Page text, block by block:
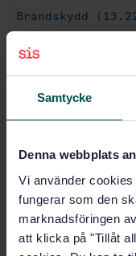
Samtycke
Denna webbplats
Vi använder
fungerar som den
marknadsföringen
att klicka på "Tillåt
Brandskydd
Köp denna
Fasta släcksystem
provningsmetoder